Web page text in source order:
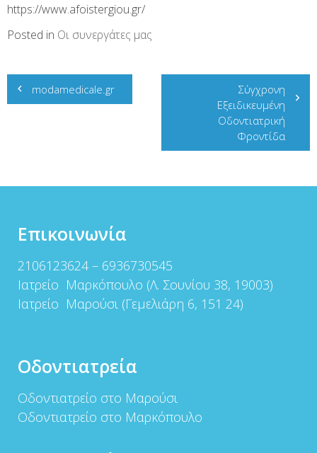
https://www.afoistergiou.gr/
Posted in Οι συνεργάτες μας
Postmodamedicale.gr
Σύγχρονη
Εξειδικευμένη
Οδοντιατρική
Φροντίδα
Επικοινωνία
2106123624 – 6936730545
Ιατρείο Μαρκόπουλο (Λ. Σουνίου 38, 19003)
Ιατρείο Μαρούσι (Γεμελιάρη 6, 151 24)
Οδοντιατρεία
Οδοντιατρείο στο Μαρούσι
Οδοντιατρείο στο Μαρκόπουλο